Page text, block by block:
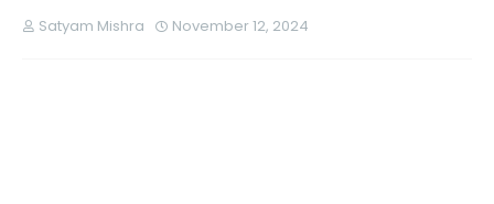
Satyam Mishra November 12, 2024